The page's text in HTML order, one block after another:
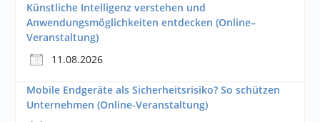
Künstliche Intelligenz verstehen und
Anwendungsmöglichkeiten entdecken (Online–
Veranstaltung)
11.08.2026
Mobile Endgeräte als Sicherheitsrisiko? So schützen
Unternehmen (Online-Veranstaltung)